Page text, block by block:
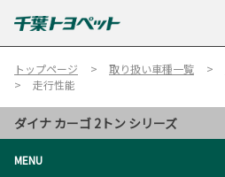
トップページ 取り扱い車種一覧
走行性能
ダイナ カーゴ 2トン シリーズ
MENU